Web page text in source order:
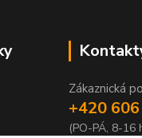
Zákaznická
+420
(PO-PÁ, 8-16